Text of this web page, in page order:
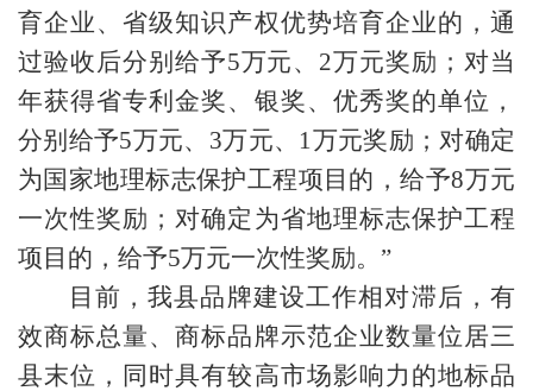
育企业、省级知识产权优势培育企业的，通
过验收后分别给予5万元、2万元奖励；对当
年获得省专利金奖、银奖、优秀奖的单位，
分别给予5万元、3万元、1万元奖励；对确定
为国家地理标志保护工程项目的，给予8万元
一次性奖励；对确定为省地理标志保护工程
项目的，给予5万元一次性奖励。”
目前，我县品牌建设工作相对滞后，有
效商标总量、商标品牌示范企业数量位居三
县末位，同时具有较高市场影响力的地标品